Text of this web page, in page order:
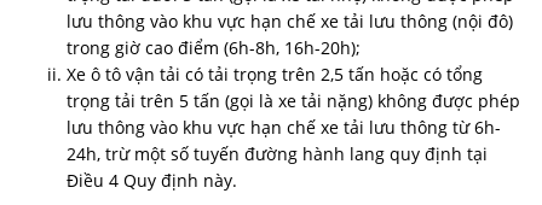
lưu thông vào khu vực hạn chế xe tải lưu thông (nội đô)
trong giờ cao điểm (6h-8h, 16h-20h);
Xe ô tô vận tải có tải trọng trên 2,5 tấn hoặc có tổng
trọng tải trên 5 tấn (gọi là xe tải nặng) không được phép
lưu thông vào khu vực hạn chế xe tải lưu thông từ 6h-
24h, trừ một số tuyến đường hành lang quy định tại
Điều 4 Quy định này.